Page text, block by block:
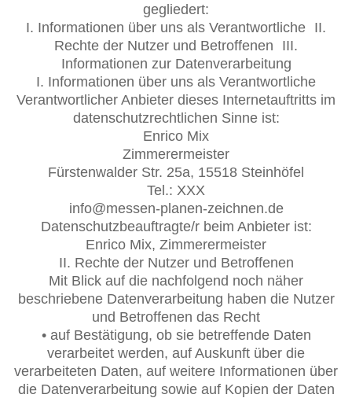
gegliedert:
I. Informationen über uns als Verantwortliche II.
Rechte der Nutzer und Betroffenen III.
Informationen zur Datenverarbeitung
I. Informationen über uns als Verantwortliche
Verantwortlicher Anbieter dieses Internetauftritts im
datenschutzrechtlichen Sinne ist:
Enrico Mix
Zimmerermeister
Fürstenwalder Str. 25a, 15518 Steinhöfel
Tel.: XXX
info@messen-planen-zeichnen.de
Datenschutzbeauftragte/r beim Anbieter ist:
Enrico Mix, Zimmerermeister
II. Rechte der Nutzer und Betroffenen
Mit Blick auf die nachfolgend noch näher
beschriebene Datenverarbeitung haben die Nutzer
und Betroffenen das Recht
• auf Bestätigung, ob sie betreffende Daten
verarbeitet werden, auf Auskunft über die
verarbeiteten Daten, auf weitere Informationen über
die Datenverarbeitung sowie auf Kopien der Daten